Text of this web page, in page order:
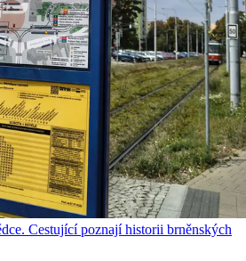
Cestující poznají historii brněnských